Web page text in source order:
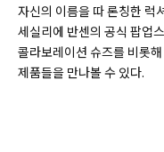
자신의 이름을 따 론칭한 럭
세실리에 반센의 공식 팝업
콜라보레이션 슈즈를 비롯
제품들을 만나볼 수 있다.